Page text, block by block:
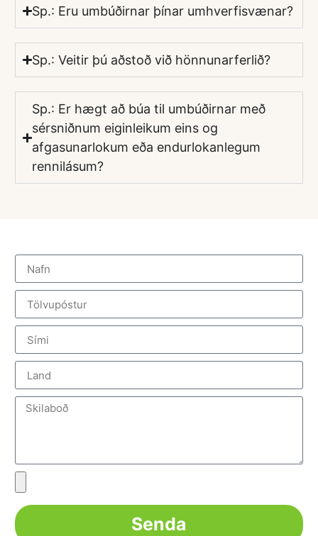
Sp.: Eru umbúðirnar þínar umhverfisvænar?
Sp.: Veitir þú aðstoð við hönnunarferlið?
Sp.: Er hægt að búa til umbúðirnar með
sérsniðnum eiginleikum eins og
afgasunarlokum eða endurlokanlegum
rennilásum?
Senda